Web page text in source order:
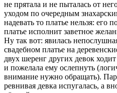
не прятала и не пыталась от
уходом по очередным
надевать то платье нельзя: его
платье исполнит заветное
Ну так вот: явилась
свадебном платье на
двух шеренг других девок
и пожелала ему ослепнуть
внимание нужно обращать).
ревнивая девка испугалась, а